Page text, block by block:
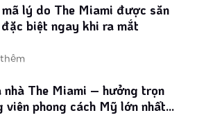
nhà The Miami – hưởng trọn
viên phong cách Mỹ lớn nhất
COVID-19 tác động thế nào đến
chọn mua nhà ở Việt Nam?